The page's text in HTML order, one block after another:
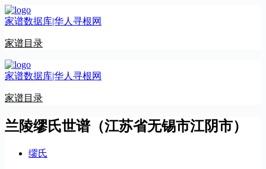
跳
至
容
家谱数据库|华人寻根网
家谱目录
家谱数据库|华人寻根网
家谱目录
兰陵缪氏世谱（江苏省无锡市江阴市）
缪氏